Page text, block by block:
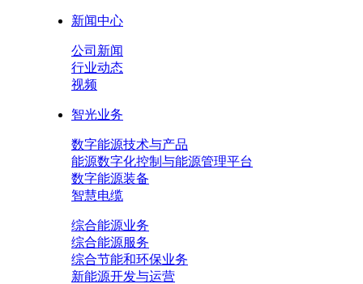
新闻中心
公司新闻
行业动态
视频
智光业务
数字能源技术与产品
能源数字化控制与能源管理平台
数字能源装备
智慧电缆
综合能源业务
综合能源服务
综合节能和环保业务
新能源开发与运营